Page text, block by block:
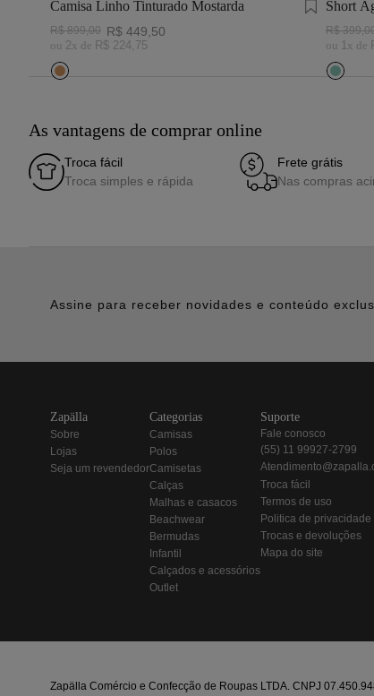
Camisa Linho Tinturado Mostarda
R$ 899,00 R$ 449 50
ou 2x de R$ 224, 75
Short
R$ 399,
ou 1x de
As vantagens de comprar online
Troca fácil
Troca simples e rápida
Frete grátis
Nas compras
Assine para receber novidades e conteúdo
zapälla
sobre
lojas
seja um revendedor
categorias
camisas
polos
camisetas
calças
malhas e casacos
beachwear
bermudas
infantil
calçados e acessórios
outlet
suporte
fale conosco
(55) 11 99927-2799
troca fácil
termos de uso
politica de privacidade
trocas e devoluções
mapa do site
Zapälla Comércio e Confecção de Roupas LTDA. CNPJ